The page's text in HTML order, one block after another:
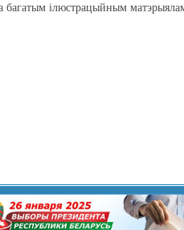
багатым ілюстрацыйным